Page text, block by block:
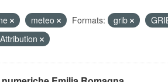
meteo Formats: grib